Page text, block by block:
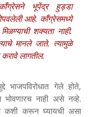
भूपेंद्र हुड्डा
आहे. काँग्रेसमध्ये
शक्यता नाही.
मानले जाते. त्यामुळे
करावे लागतील.
भाजपविरोधात गेले होते,
भोवणारच नाही असे नव्हे.
कशी करून घ्यायची असा